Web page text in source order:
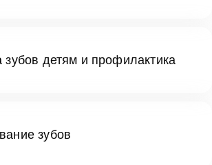
зубов детям и профилактика
зубов